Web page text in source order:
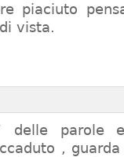
piaciuto
vista.
delle parole
, guarda